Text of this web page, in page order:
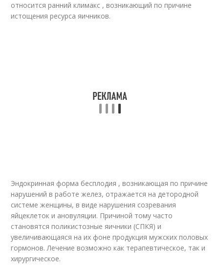
относится ранний климакс , возникающий по причине
истощения ресурса яичников.
Эндокринная форма бесплодия , возникающая по причине
нарушений в работе желез, отражается на детородной
системе женщины, в виде нарушения созревания
яйцеклеток и ановуляции. Причиной тому часто
становятся поликистозные яичники (СПКЯ) и
увеличивающаяся на их фоне продукция мужских половых
гормонов. Лечение возможно как терапевтическое, так и
хирургическое.